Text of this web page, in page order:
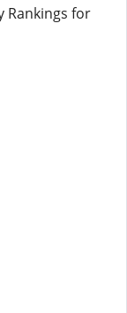
Rankings for